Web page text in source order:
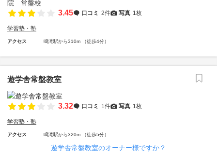
3.45 口コミ 2件 写真 1枚
学習塾・塾
アクセス 鳴滝駅から310m （徒歩4分）
遊学舎常盤教室
3.32 口コミ 1件 写真 1枚
学習塾・塾
アクセス 鳴滝駅から320m （徒歩5分）
遊学舎常盤教室のオーナー様ですか？